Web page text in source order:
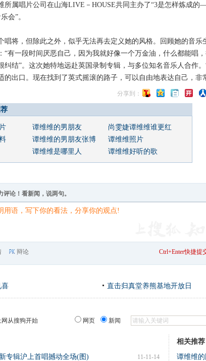
所属唱片公司在山海LIVE－HOUSE共同主办了“3是怎样炼成
会”。
将，但除此之外，似乎无法再去定义她的风格。回顾她的音乐
“有一段时间厌恶自己，因为我就好像一个万金油，什么都能唱
纠结”。这次她特地远赴英国录制专辑，与多位知名音乐人合作
的出口。现在找到了英式摇滚的路子，可以自由地表达自己，非
分享到：
谭维维的男朋友
尚雯婕谭维维谁更红
谭维维的男朋友张博
谭维维照片
谭维维是哪里人 谭维维好听的歌
评论！看新闻，说两句。
辩论 Ctrl+Enter快捷提
喜 直击归真堂养熊基地开放日
网从搜狗开始 网页 新闻
11-11-14
专辑沪上首唱撼动全场(图)
相关推荐
谭维维